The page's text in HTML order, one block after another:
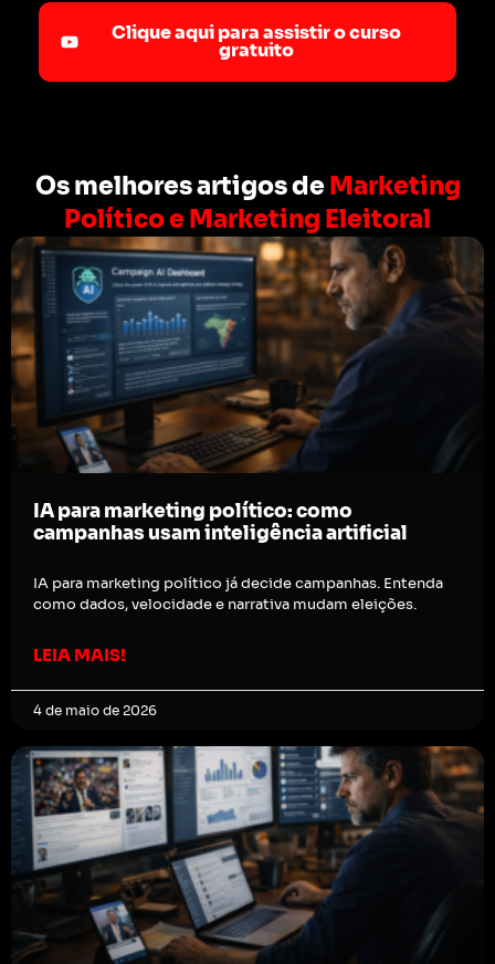
Clique aqui para assistir o curso
gratuito
Os melhores artigos de Marketing
Político e Marketing Eleitoral
IA para marketing político: como
campanhas usam inteligência artificial
IA para marketing político já decide campanhas. Entenda
como dados, velocidade e narrativa mudam eleições.
LEIA MAIS!
4 de maio de 2026